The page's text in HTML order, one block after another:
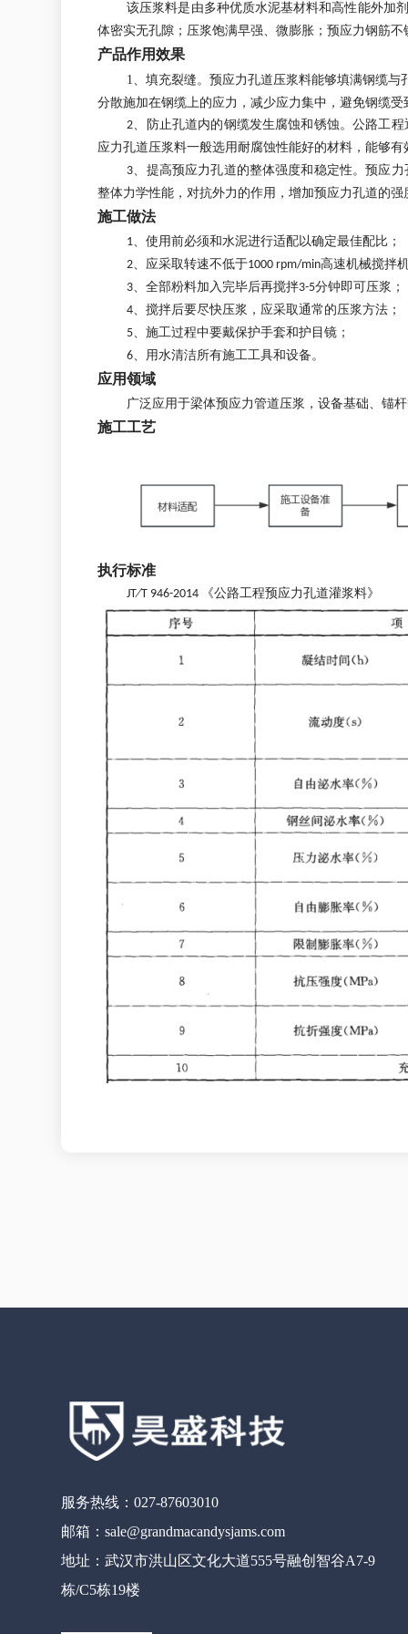
该压浆料是由多种优质水泥基材料和高性能外加
体密实无孔隙；压浆饱满早强、微膨胀；预应力钢筋
产品作用效果
1、填充裂缝。预应力孔道压浆料能够填满钢缆
分散施加在钢缆上的应力，减少应力集中，避免钢缆
2、防止孔道内的钢缆发生腐蚀和锈蚀。公路工
应力孔道压浆料一般选用耐腐蚀性能好的材料，能够
3、提高预应力孔道的整体强度和稳定性。预应
整体力学性能，对抗外力的作用，增加预应力孔道的强
施工做法
1、使用前必须和水泥进行适配以确定最佳配比；
2、应采取转速不低于1000 rpm/min高速机械搅
3、全部粉料加入完毕后再搅拌3-5分钟即可压浆；
4、搅拌后要尽快压浆，应采取通常的压浆方法；
5、施工过程中要戴保护手套和护目镜；
6、用水清洁所有施工工具和设备。
应用领域
广泛应用于梁体预应力管道压浆，设备基础、锚
施工工艺
执行标准
JT∕T 946-2014 《公路工程预应力孔道灌浆料》
服务热线：027-87603010
邮箱：sale@grandmacandysjams.com
地址：武汉市洪山区文化大道555号融创智谷A7-9
栋/C5栋19楼